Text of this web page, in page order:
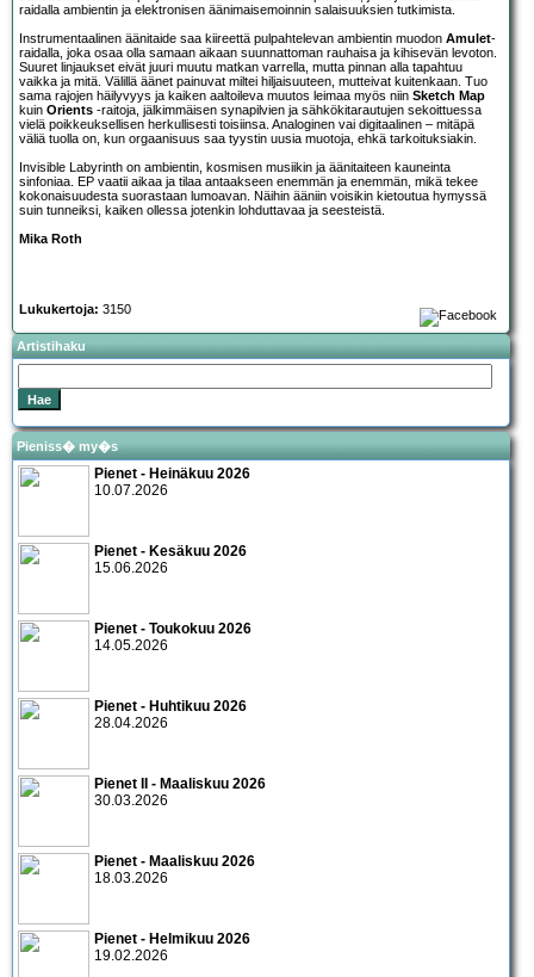
raidalla ambientin ja elektronisen äänimaisemoinnin salaisuuksien tutkimista.
Instrumentaalinen äänitaide saa kiireettä pulpahtelevan ambientin muodon Amulet-
raidalla, joka osaa olla samaan aikaan suunnattoman rauhaisa ja kihisevän levoton.
Suuret linjaukset eivät juuri muutu matkan varrella, mutta pinnan alla tapahtuu
vaikka ja mitä. Välillä äänet painuvat miltei hiljaisuuteen, mutteivat kuitenkaan. Tuo
sama rajojen häilyvyys ja kaiken aaltoileva muutos leimaa myös niin Sketch Map
kuin Orients -raitoja, jälkimmäisen synapilvien ja sähkökitarautujen sekoittuessa
vielä poikkeuksellisen herkullisesti toisiinsa. Analoginen vai digitaalinen – mitäpä
väliä tuolla on, kun orgaanisuus saa tyystin uusia muotoja, ehkä tarkoituksiakin.
Invisible Labyrinth on ambientin, kosmisen musiikin ja äänitaiteen kauneinta
sinfoniaa. EP vaatii aikaa ja tilaa antaakseen enemmän ja enemmän, mikä tekee
kokonaisuudesta suorastaan lumoavan. Näihin ääniin voisikin kietoutua hymyssä
suin tunneiksi, kaiken ollessa jotenkin lohduttavaa ja seesteistä.
Mika Roth
Lukukertoja: 3150
Artistihaku
Pieniss� my�s
Pienet - Heinäkuu 2026
10.07.2026
Pienet - Kesäkuu 2026
15.06.2026
Pienet - Toukokuu 2026
14.05.2026
Pienet - Huhtikuu 2026
28.04.2026
Pienet II - Maaliskuu 2026
30.03.2026
Pienet - Maaliskuu 2026
18.03.2026
Pienet - Helmikuu 2026
19.02.2026